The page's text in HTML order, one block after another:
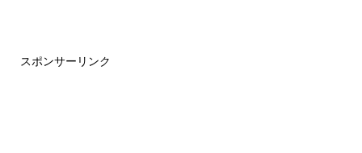
スポンサーリンク